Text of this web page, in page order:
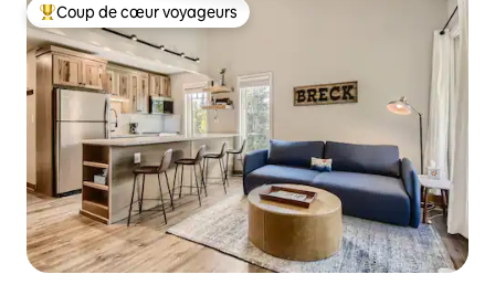
Coups de cœur voyageurs les plus appréciés
Coup de cœur voyageurs